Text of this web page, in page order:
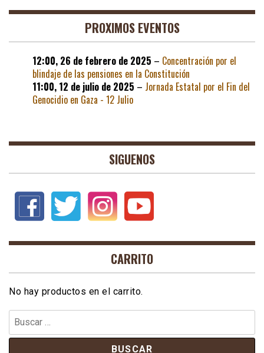
PROXIMOS EVENTOS
12:00, 26 de febrero de 2025 – Concentración por el
blindaje de las pensiones en la Constitución
11:00, 12 de julio de 2025 – Jornada Estatal por el Fin del
Genocidio en Gaza - 12 Julio
SIGUENOS
CARRITO
No hay productos en el carrito.
Buscar: